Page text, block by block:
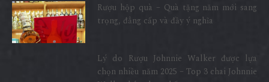
Rượu hộp quà – Quà tặng năm mới sang
trọng, đẳng cấp và đầy ý nghĩa
Lý do Rượu Johnnie Walker được lựa
chọn nhiều năm 2025 – Top 3 chai Johnnie